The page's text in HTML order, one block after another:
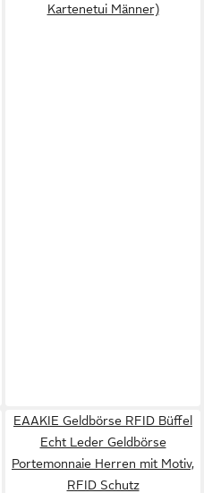
Kartenetui Männer)
EAAKIE Geldbörse RFID Büffel
Echt Leder Geldbörse
Portemonnaie Herren mit Motiv,
RFID Schutz